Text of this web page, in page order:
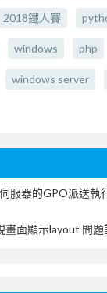
2018鐵人賽
windows php
windows server
服器的GPO派送執
畫面顯示layout 問題